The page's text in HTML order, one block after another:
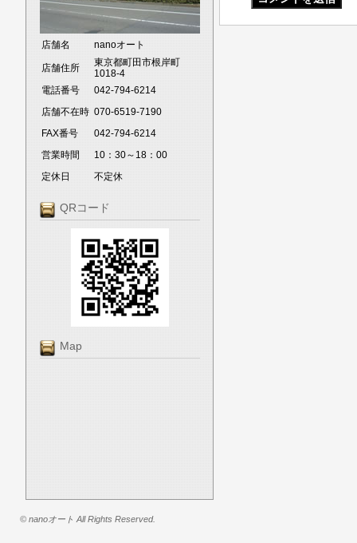
店舗名 nanoオート
店舗住所
東京都町田市根岸町
1018-4
電話番号
042-794-6214
店舗不在時 070-6519-7190
FAX番号
042-794-6214
営業時間
10：30～18：00
定休日
不定休
QRコード
Map
© nanoオート All Rights Reserved.